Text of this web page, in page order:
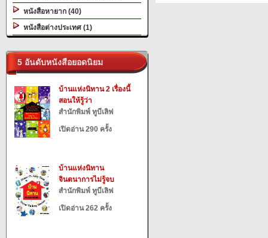
หนังสือหายาก (40)
หนังสือต่างประเทศ (1)
5 อันดับหนังสือยอดนิยม
บ้านแห่งนิทาน 2 เรื่องนี้
สอนให้รู้ว่า
สำนักพิมพ์ ทูบีเลิฟ
เปิดอ่าน 290 ครั้ง
บ้านแห่งนิทาน
จินตนาการไม่รู้จบ
สำนักพิมพ์ ทูบีเลิฟ
เปิดอ่าน 262 ครั้ง